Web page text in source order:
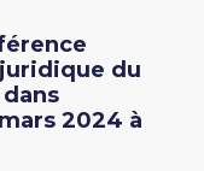
du
2024 à